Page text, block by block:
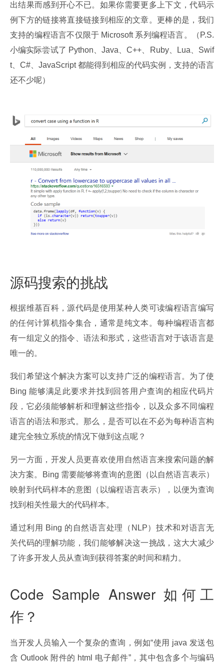
出结果而感到开心不已。如果你需要更多上下文，代码示
例下方的链接将直接链接到相应的文章。更棒的是，我们
支持的编程语言不仅限于 Microsoft 系列编程语言。（P.S.
小编实际尝试了 Python、Java、C++、Ruby、Lua、Swif
t、C#、JavaScript 都能得到相应的代码实例，支持的语言
还不少呢）
源码搜索的挑战
根据维基百科，源代码是使用某种人类可读编程语言编写
的任何计算机指令集合，通常是纯文本。每种编程语言都
有一组定义的指令、语法和形式，这些语言对于该语言是
唯一的。
我们希望这个解决方案可以支持广泛的编程语言。为了使
Bing 能够满足此要求并找到回答用户查询的相应代码片
段，它必须能够解析和理解这些指令，以及众多不同编程
语言的语法和形式。那么，是否可以在不必为每种语言构
建完全独立系统的情况下做到这点呢？
另一方面，开发人员更喜欢使用自然语言来搜索问题的解
决方案。Bing 需要能够将查询的意图（以自然语言表示）
映射到代码样本的意图（以编程语言表示），以便为查询
找到相关性最大的代码样本。
通过利用 Bing 的自然语言处理（NLP）技术和对语言无
关代码的理解功能，我们能够解决这一挑战，这大大减少
了许多开发人员从查询到获得答案的时间和精力。
Code Sample Answer 如何工
作？
当开发人员输入一个复杂的查询，例如“使用 java 发送包
含 Outlook 附件的 html 电子邮件”，其中包含多个与编码